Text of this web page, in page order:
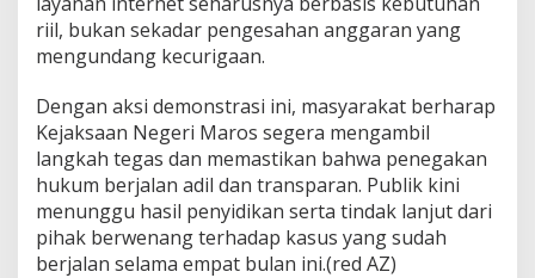
riil, bukan sekadar pengesahan anggaran yang
mengundang kecurigaan.
Dengan aksi demonstrasi ini, masyarakat berharap
Kejaksaan Negeri Maros segera mengambil
langkah tegas dan memastikan bahwa penegakan
hukum berjalan adil dan transparan. Publik kini
menunggu hasil penyidikan serta tindak lanjut dari
pihak berwenang terhadap kasus yang sudah
berjalan selama empat bulan ini.(red AZ)